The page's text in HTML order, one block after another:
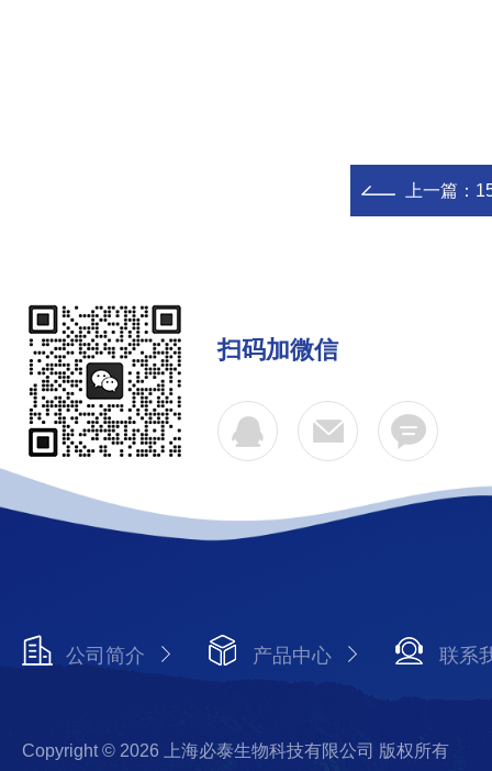
上一篇：
扫码加微信
公司简介 产品中心 联系
Copyright © 2026 上海必泰生物科技有限公司 版权所有